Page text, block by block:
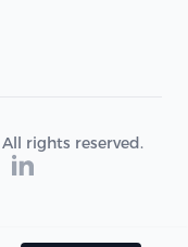
rights reserved.